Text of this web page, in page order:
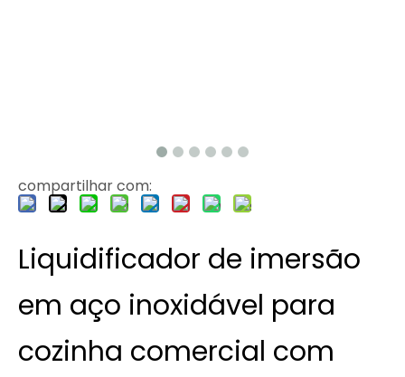
compartilhar com:
Liquidificador de imersão
em aço inoxidável para
cozinha comercial com